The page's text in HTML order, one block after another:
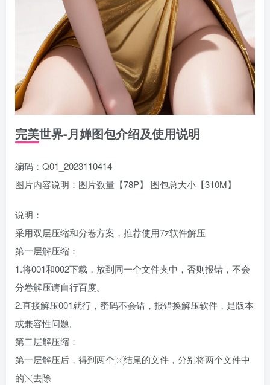
完美世界-月婵图包介绍及使用说明
编码：Q01_2023110414
图片内容说明：图片数量【78P】 图包总大小【310M】
说明：
采用双层压缩和分卷方案，推荐使用7z软件解压
第一层解压缩：
1.将001和002下载，放到同一个文件夹中，否则报错，不会
分卷解压请自行百度。
2.直接解压001就行，密码不会错，报错换解压软件，是版本
或兼容性问题。
第二层解压缩：
第一层解压后，得到两个╳结尾的文件，分别将两个文件中
的╳去除